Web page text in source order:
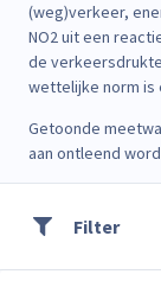
(weg)verkeer,
NO2 uit een
de
wettelijke norm is
Getoonde
aan ontleend
Filter